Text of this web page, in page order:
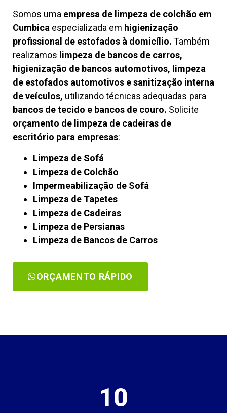
Somos uma empresa de limpeza de colchão em
Cumbica especializada em higienização
profissional de estofados à domicílio. Também
realizamos limpeza de bancos de carros,
higienização de bancos automotivos, limpeza
de estofados automotivos e sanitização interna
de veículos, utilizando técnicas adequadas para
bancos de tecido e bancos de couro. Solicite
orçamento de limpeza de cadeiras de
escritório para empresas:
Limpeza de Sofá
Limpeza de Colchão
Impermeabilização de Sofá
Limpeza de Tapetes
Limpeza de Cadeiras
Limpeza de Persianas
Limpeza de Bancos de Carros
ORÇAMENTO RÁPIDO
10